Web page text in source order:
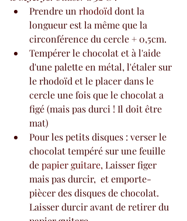
Prendre un rhodoïd dont la
longueur est la même que la
circonférence du cercle + 0,5cm.
Tempérer le chocolat et à l'aide
d'une palette en métal, l'étaler sur
le rhodoïd et le placer dans le
cercle une fois que le chocolat a
figé (mais pas durci ! Il doit être
mat)
Pour les petits disques : verser le
chocolat tempéré sur une feuille
de papier guitare, Laisser figer
mais pas durcir,  et emporte-
piècer des disques de chocolat.
Laisser durcir avant de retirer du